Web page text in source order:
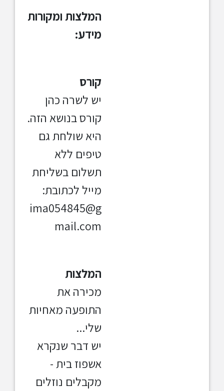
המלצות ומקורות
מידע:
קורס
יש לשרה כהן
קורס בנושא הזה.
היא שולחת גם
טיפים ללא
תשלום בשליחת
מייל לכתובת:
ima054845@g
mail.com
המלצות
מכירה את
התופעה מאחיות
שלי...
יש דבר שנקרא
אשפוז בית -
מקבלים נוזלים